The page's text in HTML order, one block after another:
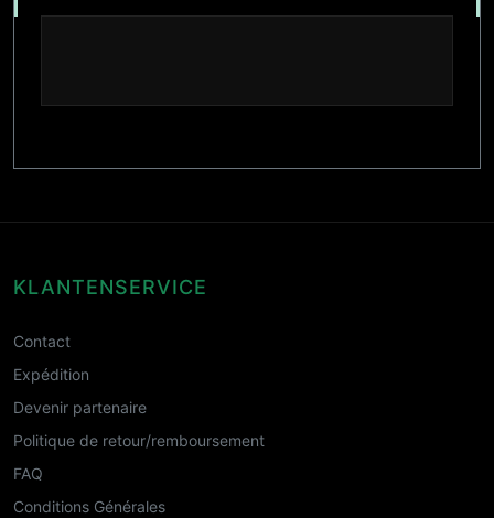
KLANTENSERVICE
Contact
Expédition
Devenir partenaire
Politique de retour/remboursement
FAQ
Conditions Générales